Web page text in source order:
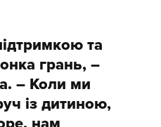
та
грань, –
– Коли ми
із дитиною,